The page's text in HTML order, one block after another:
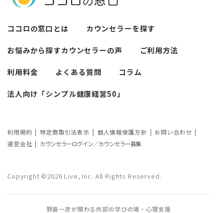
その他の人間関係についての悩み
ココロの窓口とは カウンセラーを探す
お悩みから探すカウンセラーの声 ご利用方法
利用料金 よくある質問 コラム
法人向け「シンプル健康経営50」
Copyright ©2026 Live, Inc. All Rights Reserved.
利用規約 特定商取引法表示 個人情報保護方針
お問い合わせ
運営会社
カウンセラーログイン／カウンセラー募集
野島一彦が関わる外部の学びの場・心理支援